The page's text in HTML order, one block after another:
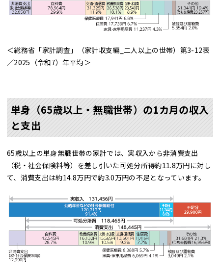
＜総務省「家計調査」（家計収支編_二人以上の世帯）第3-12表
／2025（令和7）年平均＞
単身（65歳以上・無職世帯）の1カ月の収入
と支出
65歳以上の単身無職世帯の家計では、実収入から非消費支出
（税・社会保険料等）を差し引いた可処分所得約11.8万円に対し
て、消費支出は約14.8万円で約3.0万円の不足となっています。